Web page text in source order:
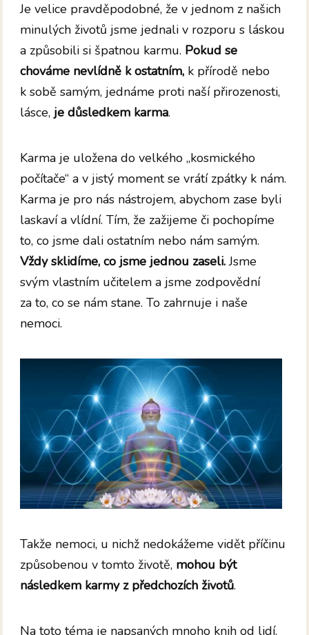
Je velice pravděpodobné, že v jednom z našich
minulých životů jsme jednali v rozporu s láskou
a způsobili si špatnou karmu. Pokud se
chováme nevlídně k ostatním, k přírodě nebo
k sobě samým, jednáme proti naší přirozenosti,
lásce, je důsledkem karma.
Karma je uložena do velkého „kosmického
počítače“ a v jistý moment se vrátí zpátky k nám.
Karma je pro nás nástrojem, abychom zase byli
laskaví a vlídní. Tím, že zažijeme či pochopíme
to, co jsme dali ostatním nebo nám samým.
Vždy sklidíme, co jsme jednou zaseli.Jsme
svým vlastním učitelem a jsme zodpovědní
za to, co se nám stane. To zahrnuje i naše
nemoci.
Takže nemoci, u nichž nedokážeme vidět příčinu
způsobenou v tomto životě, mohou být
následkem karmy z předchozích životů.
Na toto téma je napsaných mnoho knih od lidí,